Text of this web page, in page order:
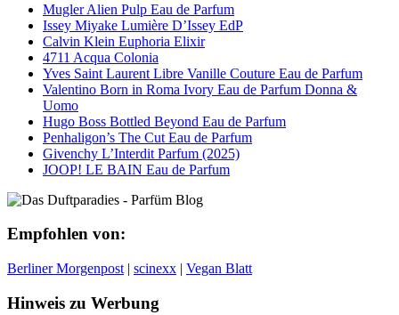
Mugler Alien Pulp Eau de Parfum
Issey Miyake Lumière D’Issey EdP
Calvin Klein Euphoria Elixir
4711 Acqua Colonia
Yves Saint Laurent Libre Vanille Couture Eau de Parfum
Valentino Born in Roma Ivory Eau de Parfum Donna &
Uomo
Hugo Boss Bottled Beyond Eau de Parfum
Penhaligon’s The Cut Eau de Parfum
Givenchy L’Interdit Parfum (2025)
JOOP! LE BAIN Eau de Parfum
Empfohlen von:
Berliner Morgenpost | scinexx | Vegan Blatt
Hinweis zu Werbung